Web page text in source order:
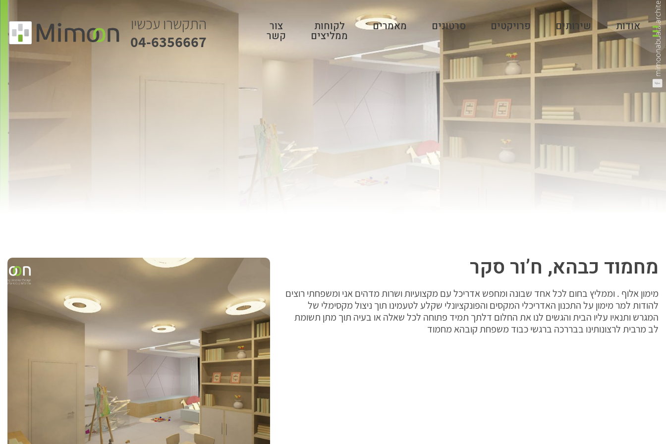
אודות שירותים פרויקטים סרטונים מאמרים לקוחות
ממליצים
צור
קשר
התקשרו עכשיו
04-6356667
מחמוד כבהא, ח’ור סקר
מימון אלוף . וממליץ בחום לכל אחד שבונה ומחפש אדריכל עם מקצועיות ושרות מדהים אני ומשפחתי רוצים
להודות למר מימון על התכנון האדריכלי המקסים והפונקציונלי שקלע לטעמינו תוך ניצול מקסימלי של
המגרש ותנאיו עליו הבית והגשים לנו את החלום דלתך תמיד פתוחה לכל שאלה או בעיה תוך מתן תשומת
לב מרבית לרצונותינו בבררכה ברגשי כבוד משפחת קובהא מחמוד